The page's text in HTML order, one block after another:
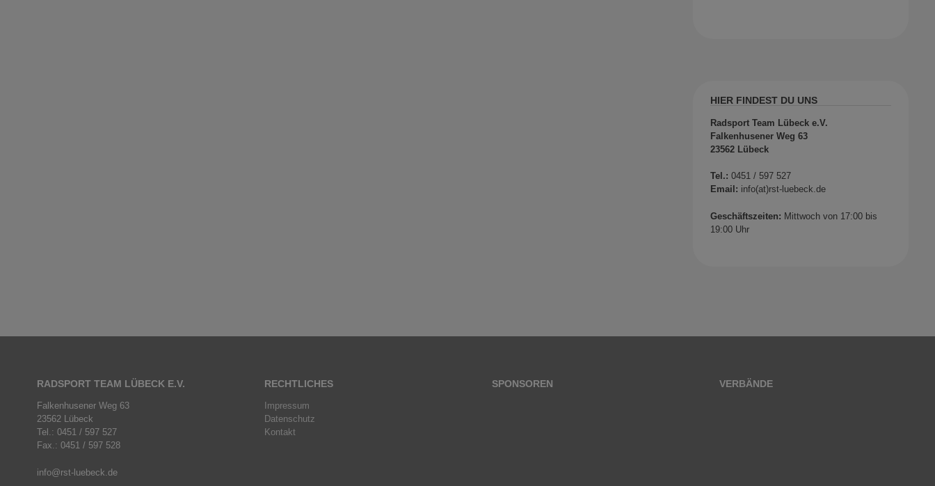
HIER FINDEST DU UNS
Radsport Team Lübeck e.V.
Falkenhusener Weg 63
23562 Lübeck
Tel.: 0451 / 597 527
Email: info(at)rst-luebeck.de
Geschäftszeiten: Mittwoch von 17:00 bis
19:00 Uhr
RADSPORT TEAM LÜBECK E.V.
Falkenhusener Weg 63
23562 Lübeck
Tel.: 0451 / 597 527
Fax.: 0451 / 597 528
info@rst-luebeck.de
RECHTLICHES
Impressum
Datenschutz
Kontakt
SPONSOREN VERBÄNDE